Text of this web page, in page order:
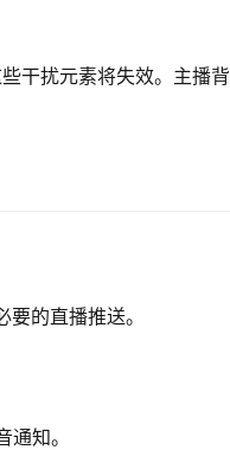
干扰元素将失效。主播背
的直播推送。
知。